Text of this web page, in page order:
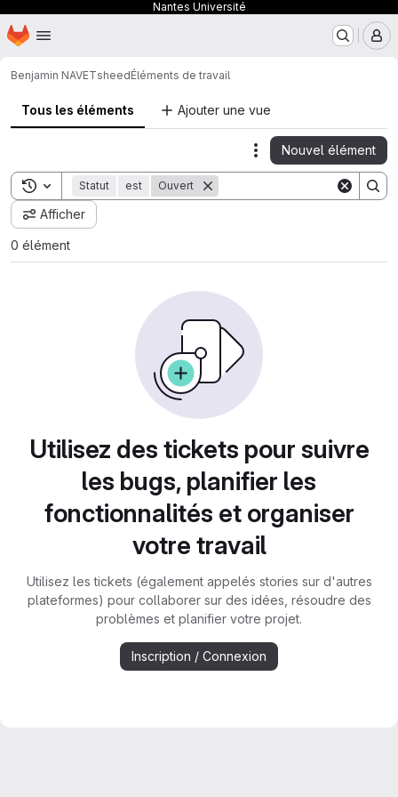
Nantes Université
Passer au contenu principal
Page d'accueil
Benjamin NAVETsheedÉléments de travail
Tous les éléments Ajouter une vue
Actions
Nouvel élément
Toggle search history
Statut est Ouvert
Afficher
0 élément
Utilisez des tickets pour suivre
les bugs, planifier les
fonctionnalités et organiser
votre travail
Utilisez les tickets (également appelés stories sur d'autres
plateformes) pour collaborer sur des idées, résoudre des
problèmes et planifier votre projet.
Inscription / Connexion